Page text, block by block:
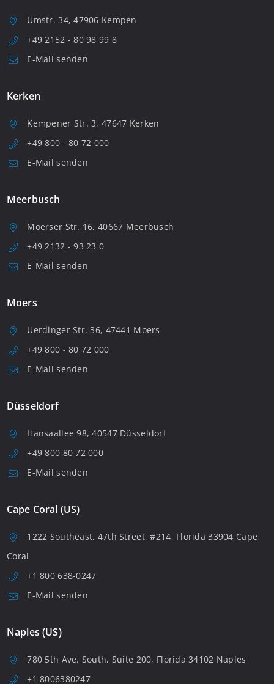
Umstr. 34, 47906 Kempen
+49 2152 - 80 98 99 8
E-Mail senden
Kerken
Kempener Str. 3, 47647 Kerken
+49 800 - 80 72 000
E-Mail senden
Meerbusch
Moerser Str. 16, 40667 Meerbusch
+49 2132 - 93 23 0
E-Mail senden
Moers
Uerdinger Str. 36, 47441 Moers
+49 800 - 80 72 000
E-Mail senden
Düsseldorf
Hansaallee 98, 40547 Düsseldorf
+49 800 80 72 000
E-Mail senden
Cape Coral (US)
1222 Southeast, 47th Street, #214, Florida 33904 Cape
Coral
+1 800 638-0247
E-Mail senden
Naples (US)
780 5th Ave. South, Suite 200, Florida 34102 Naples
+1 8006380247